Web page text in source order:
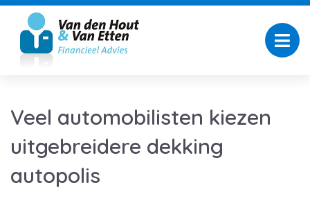
Veel automobilisten kiezen
uitgebreidere dekking
autopolis